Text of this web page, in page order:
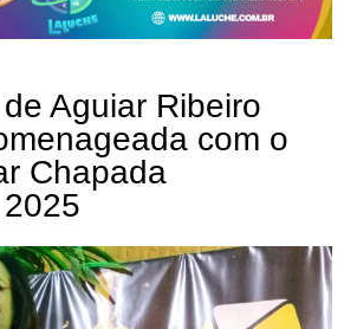
Aguiar Ribeiro
com o
Chapada